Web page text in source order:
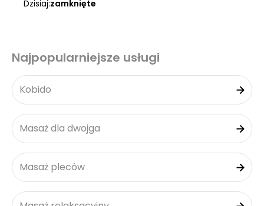
Dzisiaj:zamknięte
Najpopularniejsze usługi
Kobido
Masaż dla dwojga
Masaż pleców